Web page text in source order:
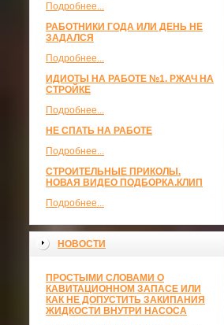
Подробнее...
РАБОТНИКИ ГОДА ИЛИ ДЕНЬ НЕ
ЗАДАЛСЯ
Подробнее...
ИДИОТЫ НА РАБОТЕ №1. РЖАЧ НА
СТРОЙКЕ
Подробнее...
НЕ СПАТЬ НА РАБОТЕ
Подробнее...
СТРОИТЕЛЬНЫЕ ПРИКОЛЫ.
НОВАЯ ВИДЕО ПОДБОРКА.КЛИП
Подробнее...
НОВОСТИ
ПРОСТЫМИ СЛОВАМИ О
КАВИТАЦИОННОМ ЗАПАСЕ ИЛИ
КАК НЕ ДОПУСТИТЬ ЗАКИПАНИЯ
ЖИДКОСТИ ВНУТРИ НАСОСА